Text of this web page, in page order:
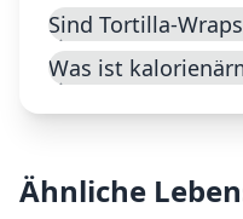
Sind Tortilla-
Was ist
Ähnliche